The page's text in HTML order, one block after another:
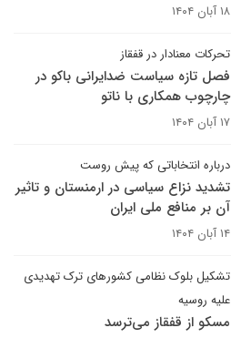
۱۸ آبان ۱۴۰۴
تحرکات معنادار در قفقاز
فصل تازه سیاست ضدایرانی باکو در
چارچوب همکاری با ناتو
۱۷ آبان ۱۴۰۴
درباره انتخاباتی که پیش روست
تشدید نزاع سیاسی در ارمنستان و تاثیر
آن بر منافع ملی ایران
۱۴ آبان ۱۴۰۴
تشکیل بلوک نظامی کشورهای ترک تهدیدی
علیه روسیه
مسکو از قفقاز می‌ترسد